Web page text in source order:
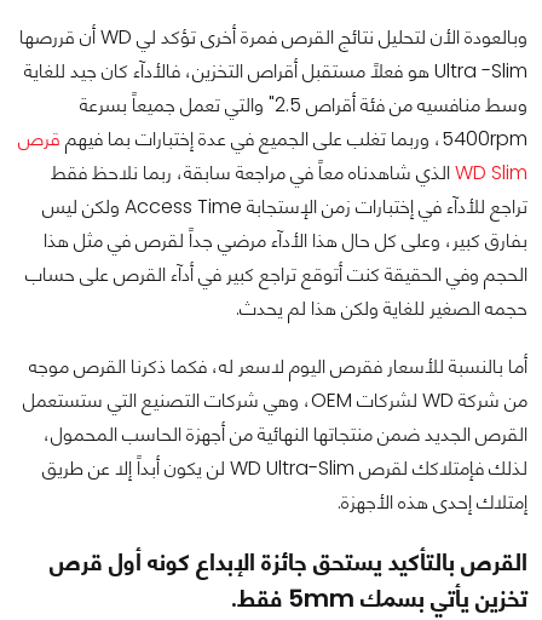
وبالعودة الأن لتحليل نتائج القرص فمرة أخرى تؤكد لي WD أن قررصها
Ultra -Slim هو فعلاً مستقبل أقراص التخزين، فالأدآء كان جيد للغاية
وسط منافسيه من فئة أقراص 2.5" والتي تعمل جميعاً بسرعة
5400rpm، وربما تغلب على الجميع في عدة إختبارات بما فيهم
قرص
WD Slimالذي شاهدناه معاً في مراجعة سابقة، ربما نلاحظ فقط
تراجع للأدآء في إختبارات زمن الإستجابة Access Time ولكن ليس
بفارق كبير، وعلى كل حال هذا الأدآء مرضي جداً لقرص في مثل هذا
الحجم وفي الحقيقة كنت أتوقع تراجع كبير في أدآء القرص على حساب
حجمه الصغير للغاية ولكن هذا لم يحدث.
أما بالنسبة للأسعار فقرص اليوم لاسعر له، فكما ذكرنا القرص موجه
من شركة WD لشركات OEM، وهي شركات التصنيع التي ستستعمل
القرص الجديد ضمن منتجاتها النهائية من أجهزة الحاسب المحمول،
لذلك فإمتلاكك لقرص WD Ultra-Slim لن يكون أبداً إلا عن طريق
إمتلاك إحدى هذه الأجهزة.
القرص بالتأكيد يستحق جائزة الإبداع كونه أول قرص
تخزين يأتي بسمك 5mm فقط.